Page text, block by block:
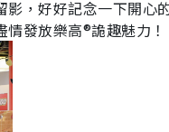
影，好好記念一下開心
發放樂高®詭趣魅力！